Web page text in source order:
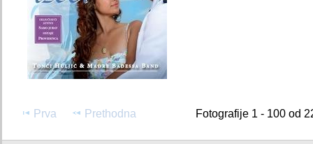
Prva Prethodna Fotografije 1 - 100 od